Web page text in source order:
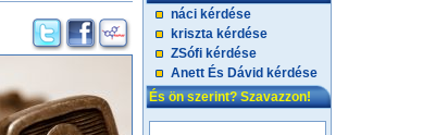
náci kérdése
kriszta kérdése
ZSófi kérdése
Anett És Dávid kérdése
És ön szerint? Szavazzon!